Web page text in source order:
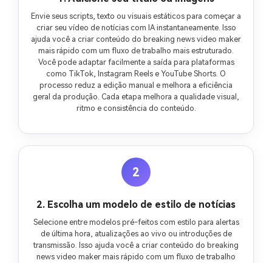
Envie seus scripts, texto ou visuais estáticos para começar a
criar seu vídeo de notícias com IA instantaneamente. Isso
ajuda você a criar conteúdo do breaking news video maker
mais rápido com um fluxo de trabalho mais estruturado.
Você pode adaptar facilmente a saída para plataformas
como TikTok, Instagram Reels e YouTube Shorts. O
processo reduz a edição manual e melhora a eficiência
geral da produção. Cada etapa melhora a qualidade visual,
ritmo e consistência do conteúdo.
2
2. Escolha um modelo de estilo de notícias
Selecione entre modelos pré-feitos com estilo para alertas
de última hora, atualizações ao vivo ou introduções de
transmissão. Isso ajuda você a criar conteúdo do breaking
news video maker mais rápido com um fluxo de trabalho